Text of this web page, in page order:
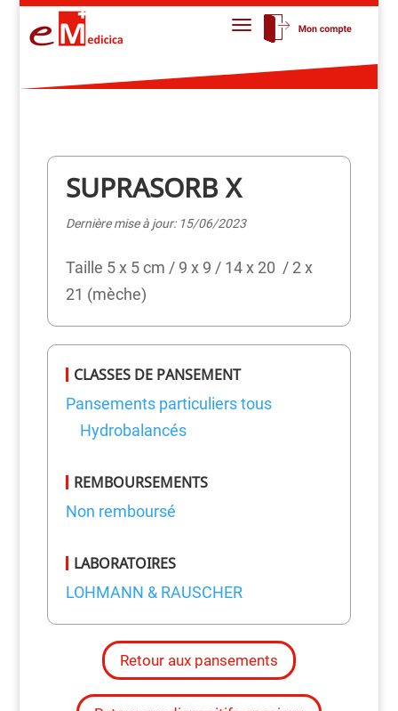
SUPRASORB X
Dernière mise à jour: 15/06/2023
Taille 5 x 5 cm / 9 x 9 / 14 x 20 / 2 x
21 (mèche)
CLASSES DE PANSEMENT
Pansements particuliers tous
Hydrobalancés
REMBOURSEMENTS
Non remboursé
LABORATOIRES
LOHMANN & RAUSCHER
Retour aux pansements